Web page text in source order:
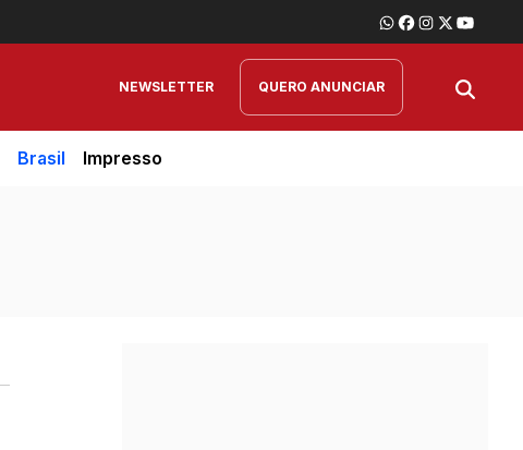
NEWSLETTER QUERO ANUNCIAR
Brasil Impresso